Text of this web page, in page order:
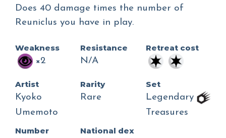
Does 40 damage times the number of
Reuniclus you have in play.
Weakness
×2
Resistance
N/A
Retreat cost
Artist
Kyoko
Umemoto
Rarity
Rare
Set
Legendary
Treasures
Number
National dex